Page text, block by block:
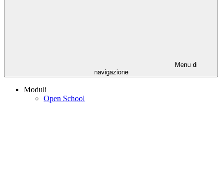
Menu di
navigazione
Moduli
Open School